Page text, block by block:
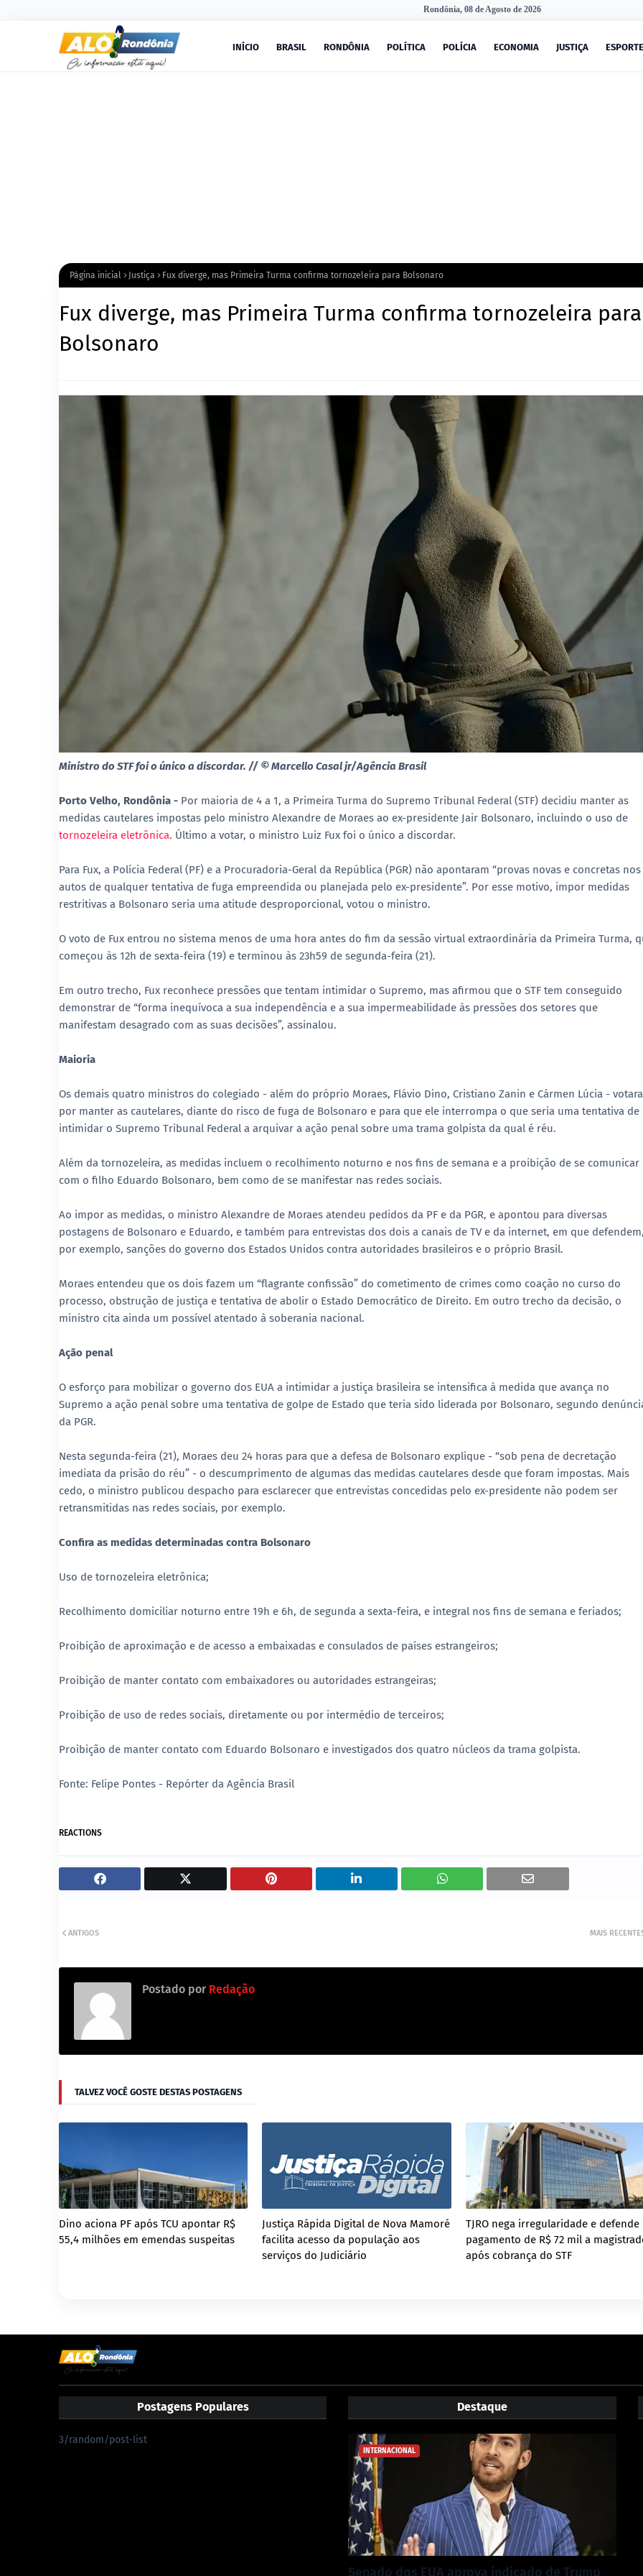
Rondônia, 08 de Agosto de 2026
INÍCIO BRASIL RONDÔNIA POLÍTICA POLÍCIA ECONOMIA JUSTIÇA ESPORTE
Página inicial Justiça Fux diverge, mas Primeira Turma confirma tornozeleira para Bolsonaro
Fux diverge, mas Primeira Turma confirma tornozeleira para
Bolsonaro
Ministro do STF foi o único a discordar. // © Marcello Casal jr/Agência Brasil
Porto Velho, Rondônia - Por maioria de 4 a 1, a Primeira Turma do Supremo Tribunal Federal (STF) decidiu manter as
medidas cautelares impostas pelo ministro Alexandre de Moraes ao ex-presidente Jair Bolsonaro, incluindo o uso de
tornozeleira eletrônica. Último a votar, o ministro Luiz Fux foi o único a discordar.
Para Fux, a Polícia Federal (PF) e a Procuradoria-Geral da República (PGR) não apontaram “provas novas e concretas nos
autos de qualquer tentativa de fuga empreendida ou planejada pelo ex-presidente”. Por esse motivo, impor medidas
restritivas a Bolsonaro seria uma atitude desproporcional, votou o ministro.
O voto de Fux entrou no sistema menos de uma hora antes do fim da sessão virtual extraordinária da Primeira Turma,
começou às 12h de sexta-feira (19) e terminou às 23h59 de segunda-feira (21).
Em outro trecho, Fux reconhece pressões que tentam intimidar o Supremo, mas afirmou que o STF tem conseguido
demonstrar de “forma inequívoca a sua independência e a sua impermeabilidade às pressões dos setores que
manifestam desagrado com as suas decisões”, assinalou.
Maioria
Os demais quatro ministros do colegiado - além do próprio Moraes, Flávio Dino, Cristiano Zanin e Cármen Lúcia -
por manter as cautelares, diante do risco de fuga de Bolsonaro e para que ele interrompa o que seria uma tentativa de
intimidar o Supremo Tribunal Federal a arquivar a ação penal sobre uma trama golpista da qual é réu.
Além da tornozeleira, as medidas incluem o recolhimento noturno e nos fins de semana e a proibição de se comunicar
com o filho Eduardo Bolsonaro, bem como de se manifestar nas redes sociais.
Ao impor as medidas, o ministro Alexandre de Moraes atendeu pedidos da PF e da PGR, e apontou para diversas
postagens de Bolsonaro e Eduardo, e também para entrevistas dos dois a canais de TV e da internet, em que
por exemplo, sanções do governo dos Estados Unidos contra autoridades brasileiros e o próprio Brasil.
Moraes entendeu que os dois fazem um “flagrante confissão” do cometimento de crimes como coação no curso do
processo, obstrução de justiça e tentativa de abolir o Estado Democrático de Direito. Em outro trecho da decisão, o
ministro cita ainda um possível atentado à soberania nacional.
Ação penal
O esforço para mobilizar o governo dos EUA a intimidar a justiça brasileira se intensifica à medida que avança no
Supremo a ação penal sobre uma tentativa de golpe de Estado que teria sido liderada por Bolsonaro, segundo
da PGR.
Nesta segunda-feira (21), Moraes deu 24 horas para que a defesa de Bolsonaro explique - “sob pena de decretação
imediata da prisão do réu” - o descumprimento de algumas das medidas cautelares desde que foram impostas. Mais
cedo, o ministro publicou despacho para esclarecer que entrevistas concedidas pelo ex-presidente não podem ser
retransmitidas nas redes sociais, por exemplo.
Confira as medidas determinadas contra Bolsonaro
Uso de tornozeleira eletrônica;
Recolhimento domiciliar noturno entre 19h e 6h, de segunda a sexta-feira, e integral nos fins de semana e feriados;
Proibição de aproximação e de acesso a embaixadas e consulados de países estrangeiros;
Proibição de manter contato com embaixadores ou autoridades estrangeiras;
Proibição de uso de redes sociais, diretamente ou por intermédio de terceiros;
Proibição de manter contato com Eduardo Bolsonaro e investigados dos quatro núcleos da trama golpista.
Fonte: Felipe Pontes - Repórter da Agência Brasil
REACTIONS
MAIS
ANTIGOS
Postado por Redação
TALVEZ VOCÊ GOSTE DESTAS POSTAGENS
Dino aciona PF após TCU apontar R$
55,4 milhões em emendas suspeitas
Justiça Rápida Digital de Nova Mamoré
facilita acesso da população aos
serviços do Judiciário
TJRO nega irregularidade e defende
pagamento de R$ 72 mil a
após cobrança do STF
Postagens Populares
3/random/post-list
Destaque
INTERNACIONAL
Senado dos EUA aprova indicado de Trump